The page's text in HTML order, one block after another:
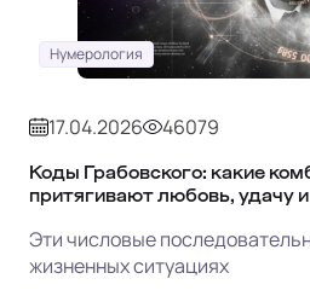
Нумерология
17.04.2026 46079
Коды Грабовского: какие
притягивают любовь, удачу
Эти числовые
жизненных ситуациях